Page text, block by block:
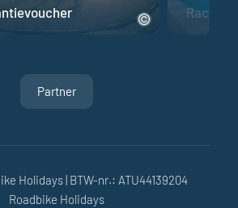
Partner
Holidays| BTW-nr.: ATU44139204
Roadbike Holidays